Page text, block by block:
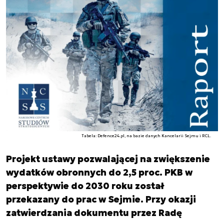
Tabela: Defence24.pl, na bazie danych Kancelarii Sejmu i RCL.
Projekt ustawy pozwalającej na zwiększenie
wydatków obronnych do 2,5 proc. PKB w
perspektywie do 2030 roku został
przekazany do prac w Sejmie. Przy okazji
zatwierdzania dokumentu przez Radę